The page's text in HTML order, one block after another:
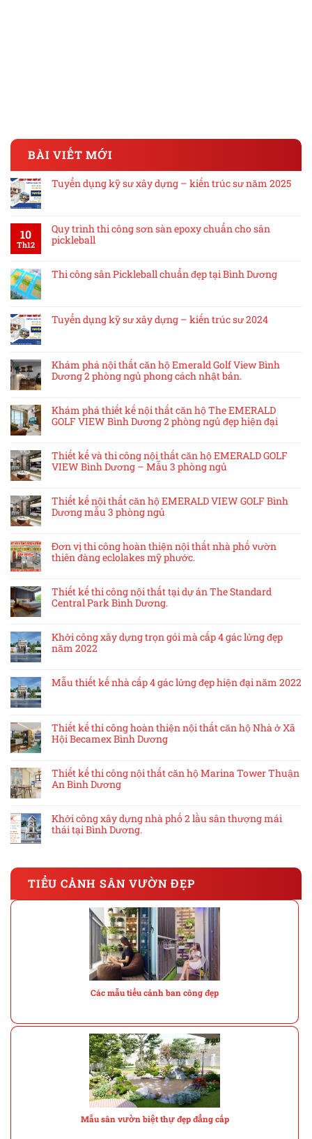
BÀI VIẾT MỚI
Tuyển dụng kỹ sư xây dựng – kiến trúc sư năm 2025
10
Th12
Quy trình thi công sơn sàn epoxy chuẩn cho sân
pickleball
Thi công sân Pickleball chuẩn đẹp tại Bình Dương
Tuyển dụng kỹ sư xây dựng – kiến trúc sư 2024
Khám phá nội thất căn hộ Emerald Golf View Bình
Dương 2 phòng ngủ phong cách nhật bản.
Khám phá thiết kế nội thất căn hộ The EMERALD
GOLF VIEW Bình Dương 2 phòng ngủ đẹp hiện đại
Thiết kế và thi công nội thất căn hộ EMERALD GOLF
VIEW Bình Dương – Mẫu 3 phòng ngủ
Thiết kế nội thất căn hộ EMERALD VIEW GOLF Bình
Dương mẫu 3 phòng ngủ
Đơn vị thi công hoàn thiện nội thất nhà phố vườn
thiên đàng eclolakes mỹ phước.
Thiết kế thi công nội thất tại dự án The Standard
Central Park Bình Dương.
Khởi công xây dựng trọn gói mà cấp 4 gác lửng đẹp
năm 2022
Mẫu thiết kế nhà cấp 4 gác lửng đẹp hiện đại năm 2022
Thiết kế thi công hoàn thiện nội thất căn hộ Nhà ở Xã
Hội Becamex Bình Dương
Thiết kế thi công nội thất căn hộ Marina Tower Thuận
An Bình Dương
Khởi công xây dựng nhà phố 2 lầu sân thượng mái
thái tại Bình Dương.
TIỂU CẢNH SÂN VƯỜN ĐẸP
Các mẫu tiểu cảnh ban công đẹp
Mẫu sân vườn biệt thự đẹp đẳng cấp